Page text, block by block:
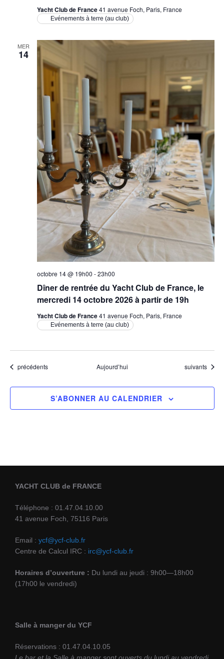
Yacht Club de France41 avenue Foch, Paris, France
Evénements à terre (au club)
MER
14
Dîner de rentrée du Yacht Club de France, le
mercredi 14 octobre 2026 à partir de 19h
octobre 14 @ 19h00 -23h00
Yacht Club de France41 avenue Foch, Paris, France
Evénements à terre (au club)
Évènements
précédents Aujourd’hui Évènements
suivants
S’ABONNER AU CALENDRIER
YACHT CLUB de FRANCE
Téléphone : 01.47.04.10.00
41 avenue Foch, 75116 Paris
Email : ycf@ycf-club.fr
Centre de Calcul IRC : irc@ycf-club.fr
Horaires d’ouverture : Du lundi au jeudi : 9h00—18h00
(17h00 le vendredi)
Salle à manger du YCF
Réservations : 01.47.04.10.05